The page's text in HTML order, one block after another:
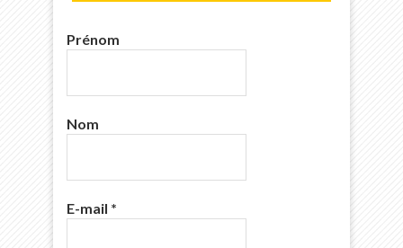
Prénom
Nom
E-mail *